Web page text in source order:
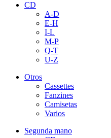
CD
A-D
E-H
I-L
M-P
Q-T
U-Z
Otros
Cassettes
Fanzines
Camisetas
Varios
Segunda mano